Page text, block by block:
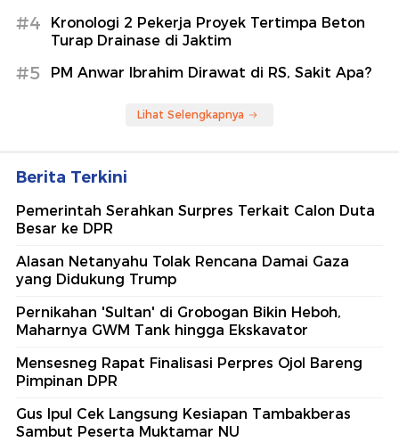
#4
Kronologi 2 Pekerja Proyek Tertimpa Beton
Turap Drainase di Jaktim
#5 PM Anwar Ibrahim Dirawat di RS, Sakit Apa?
Lihat Selengkapnya
Berita Terkini
Pemerintah Serahkan Surpres Terkait Calon Duta
Besar ke DPR
Alasan Netanyahu Tolak Rencana Damai Gaza
yang Didukung Trump
Pernikahan 'Sultan' di Grobogan Bikin Heboh,
Maharnya GWM Tank hingga Ekskavator
Mensesneg Rapat Finalisasi Perpres Ojol Bareng
Pimpinan DPR
Gus Ipul Cek Langsung Kesiapan Tambakberas
Sambut Peserta Muktamar NU